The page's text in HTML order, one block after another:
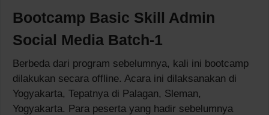
Bootcamp Basic Skill Admin
Social Media Batch-1
Berbeda dari program sebelumnya, kali ini bootcamp
dilakukan secara offline. Acara ini dilaksanakan di
Yogyakarta, Tepatnya di Palagan, Sleman,
Yogyakarta. Para peserta yang hadir sebelumnya